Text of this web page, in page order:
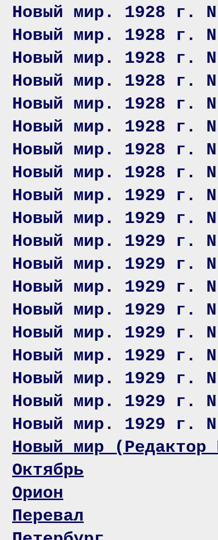
Новый мир. 1928 г.
Новый мир. 1928 г.
Новый мир. 1928 г.
Новый мир. 1928 г.
Новый мир. 1928 г.
Новый мир. 1928 г.
Новый мир. 1928 г.
Новый мир. 1928 г.
Новый мир. 1929 г.
Новый мир. 1929 г.
Новый мир. 1929 г.
Новый мир. 1929 г.
Новый мир. 1929 г.
Новый мир. 1929 г.
Новый мир. 1929 г.
Новый мир. 1929 г.
Новый мир. 1929 г.
Новый мир. 1929 г.
Новый мир. 1929 г.
Новый мир
Октябрь
Орион
Перевал